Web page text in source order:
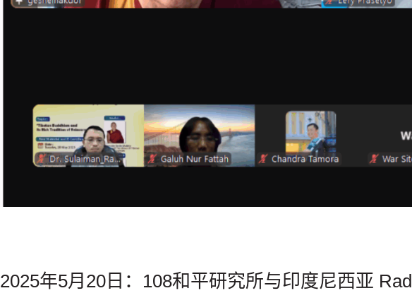
2025年5月20日：108和平研究所与印度尼西亚